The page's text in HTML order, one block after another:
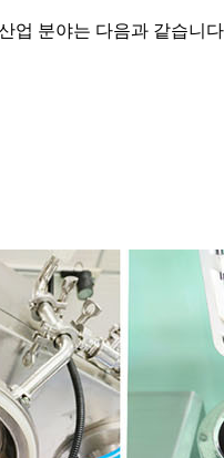
업 분야는 다음과 같습니